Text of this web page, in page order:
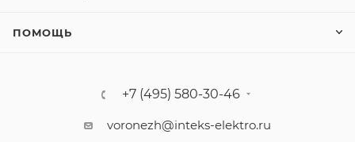
ПОМОЩЬ
+7 (495) 580-30-46
voronezh@inteks-elektro.ru